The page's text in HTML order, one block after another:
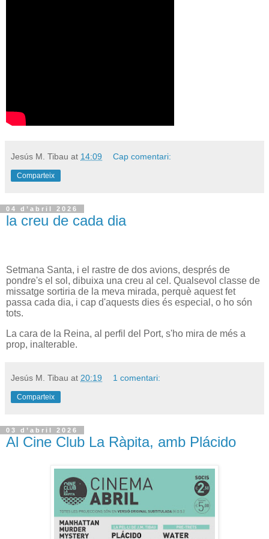
Jesús M. Tibau at 14:09 Cap comentari:
Comparteix
04 d’abril 2026
la creu de cada dia
Setmana Santa, i el rastre de dos avions, després de
pondre's el sol, dibuixa una creu al cel. Qualsevol classe de
missatge sortiria de la meva mirada, perquè aquest fet
passa cada dia, i cap d'aquests dies és especial, o ho són
tots.
La cara de la Reina, al perfil del Port, s'ho mira de més a
prop, inalterable.
Jesús M. Tibau at 20:19 1 comentari:
Comparteix
03 d’abril 2026
Al Cine Club La Ràpita, amb Plácido